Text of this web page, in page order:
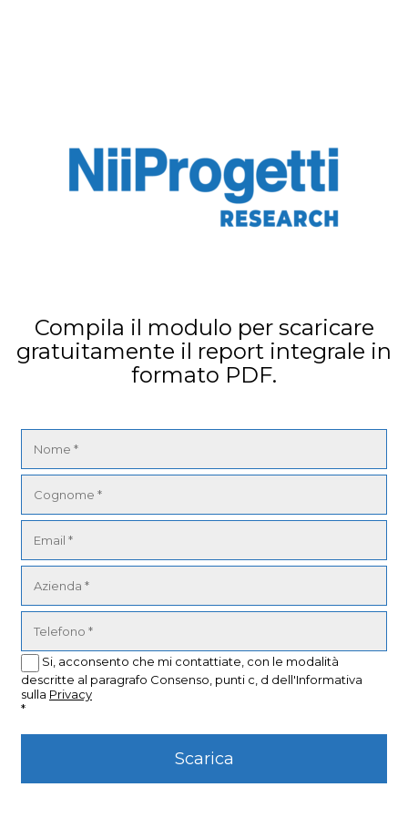
Compila il modulo per scaricare
gratuitamente il report integrale in
formato PDF.